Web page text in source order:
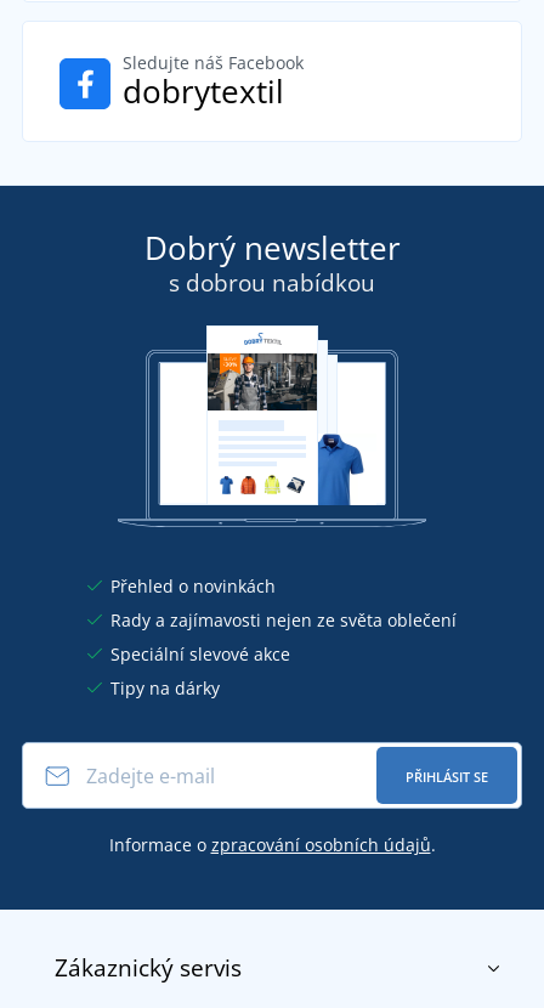
Sledujte náš Facebook
dobrytextil
Dobrý newsletter
s dobrou nabídkou
Přehled o novinkách
Rady a zajímavosti nejen ze světa oblečení
Speciální slevové akce
Tipy na dárky
PŘIHLÁSIT SE
Informace o zpracování osobních údajů.
Zákaznický servis